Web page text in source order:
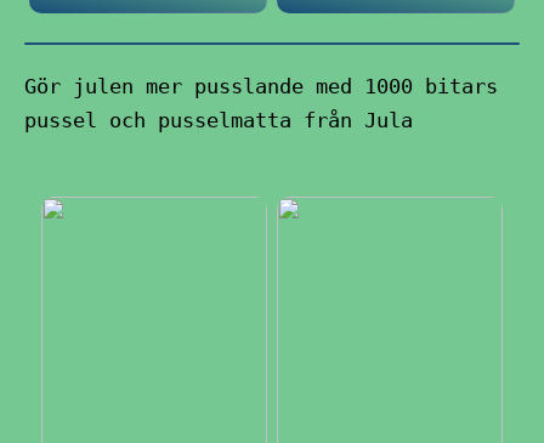
Gör julen mer pusslande med 1000 bitars
pussel och pusselmatta från Jula